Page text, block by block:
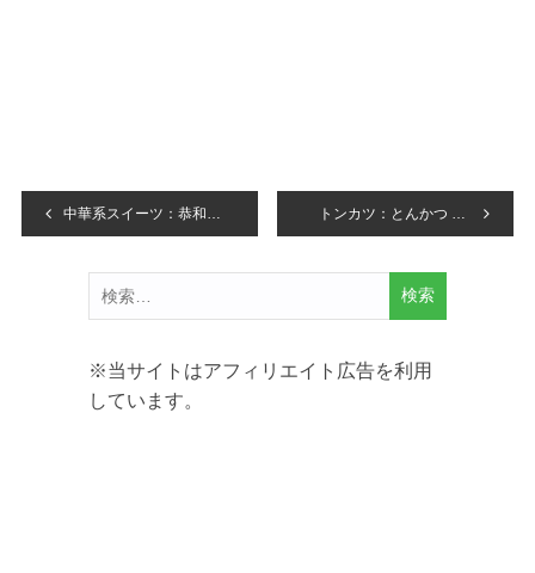
投
中華系スイーツ：恭和館（Gong He Guan）/ 香港龜苓膏・甜品（HONG KONG KWAI LENG GUO） トンカツ：とんかつ 銀座梅林
検
索:
※当サイトはアフィリエイト広告を利用
しています。